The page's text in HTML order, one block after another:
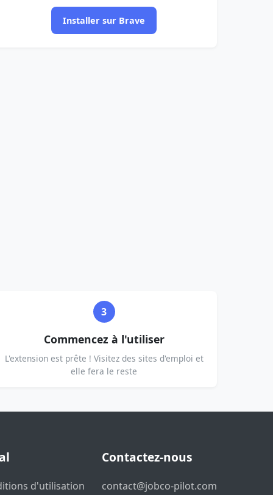
Installer sur Brave
3
Commencez à l'utiliser
L'extension est prête ! Visitez des sites d'emploi et
elle fera le reste
d'utilisation
Contactez-nous
contact@jobco-pilot.com